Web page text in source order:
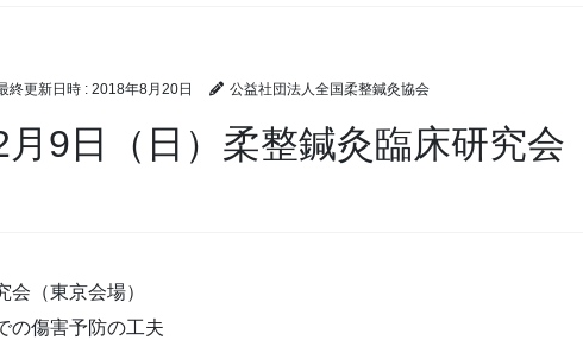
終更新日時 : 2018年8月20日 公益社団法人全国柔整鍼灸協会
月9日（日）柔整鍼灸臨床研究会
会（東京会場）
の傷害予防の工夫